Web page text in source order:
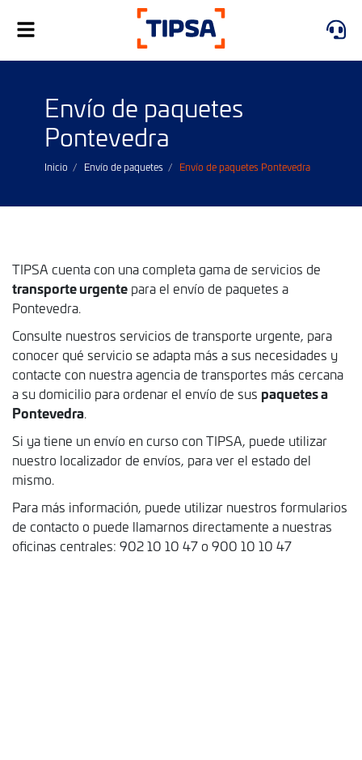
Alternar
navegación
Envío de paquetes
Pontevedra
Inicio Envío de paquetes Envío de paquetes Pontevedra
TIPSA cuenta con una completa gama de servicios de
transporte urgente para el envío de paquetes a
Pontevedra.
Consulte nuestros servicios de transporte urgente, para
conocer qué servicio se adapta más a sus necesidades y
contacte con nuestra agencia de transportes más cercana
a su domicilio para ordenar el envío de sus paquetes a
Pontevedra.
Si ya tiene un envío en curso con TIPSA, puede utilizar
nuestro localizador de envíos, para ver el estado del
mismo.
Para más información, puede utilizar nuestros formularios
de contacto o puede llamarnos directamente a nuestras
oficinas centrales: 902 10 10 47 o 900 10 10 47